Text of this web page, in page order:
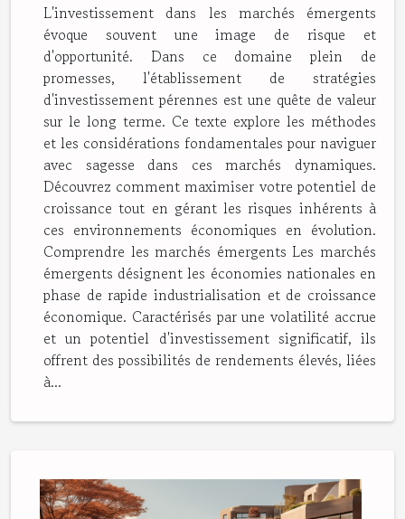
L'investissement dans les marchés émergents
évoque souvent une image de risque et
d'opportunité. Dans ce domaine plein de
promesses, l'établissement de stratégies
d'investissement pérennes est une quête de valeur
sur le long terme. Ce texte explore les méthodes
et les considérations fondamentales pour naviguer
avec sagesse dans ces marchés dynamiques.
Découvrez comment maximiser votre potentiel de
croissance tout en gérant les risques inhérents à
ces environnements économiques en évolution.
Comprendre les marchés émergents Les marchés
émergents désignent les économies nationales en
phase de rapide industrialisation et de croissance
économique. Caractérisés par une volatilité accrue
et un potentiel d'investissement significatif, ils
offrent des possibilités de rendements élevés, liées
à...